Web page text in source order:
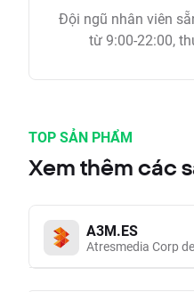
Đội ngũ nhân viên
từ 9:00-22:00,
TOP SẢN PHẨM
Xem thêm các
A3M.ES